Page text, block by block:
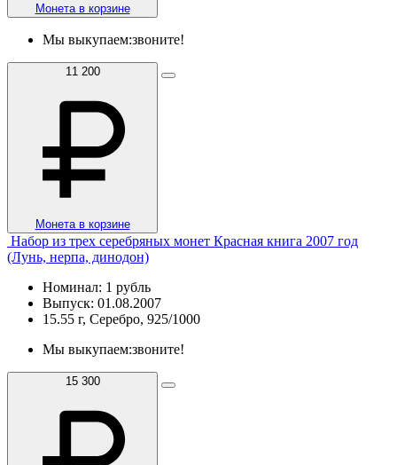
Монета в корзине
Мы выкупаем:звоните!
11 200
Монета в корзине
Набор из трех серебряных монет Красная книга 2007 год
(Лунь, нерпа, динодон)
Номинал: 1 рубль
Выпуск: 01.08.2007
15.55 г, Серебро, 925/1000
Мы выкупаем:звоните!
15 300